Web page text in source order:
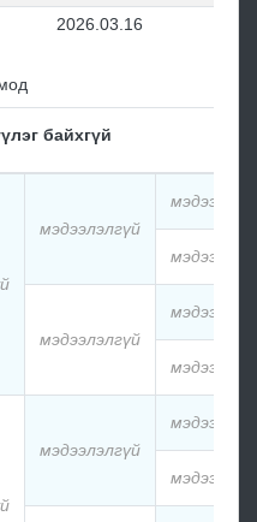
2026.03.16
байхгүй
мэдээлэлгүй
мэдээлэлгүй
мэдээлэлгүй